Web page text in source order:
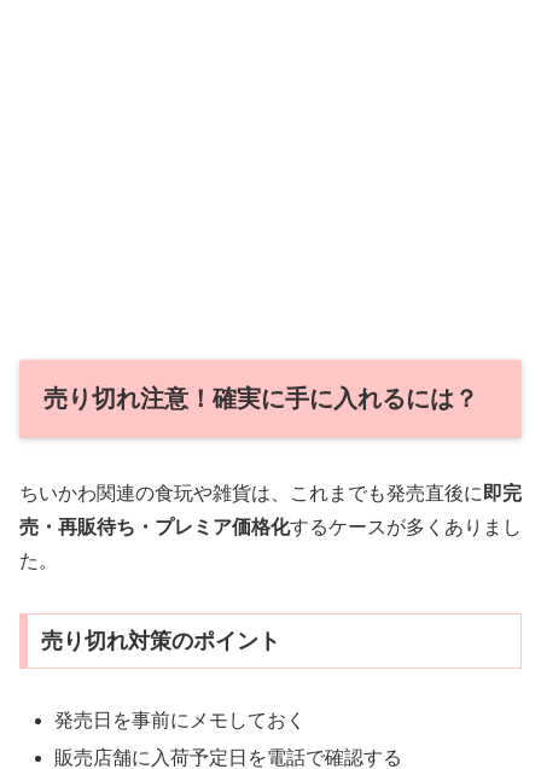
売り切れ注意！確実に手に入れるには？
ちいかわ関連の食玩や雑貨は、これまでも発売直後に 即完
売・再販待ち・プレミア価格化するケースが多くありまし
た。
売り切れ対策のポイント
発売日を事前にメモしておく
販売店舗に入荷予定日を電話で確認する